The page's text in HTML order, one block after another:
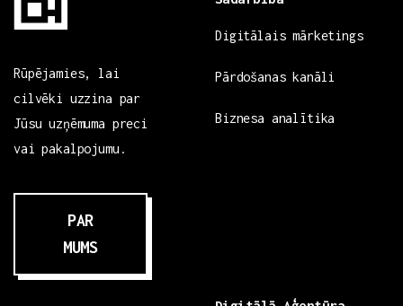
Rūpējamies, lai
cilvēki uzzina par
Jūsu uzņēmuma preci
vai pakalpojumu.
PAR
MUMS
Digitālais mārketings
Pārdošanas kanāli
Biznesa analītika